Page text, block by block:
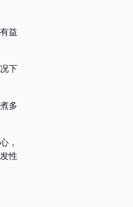
益
下
多
，
性